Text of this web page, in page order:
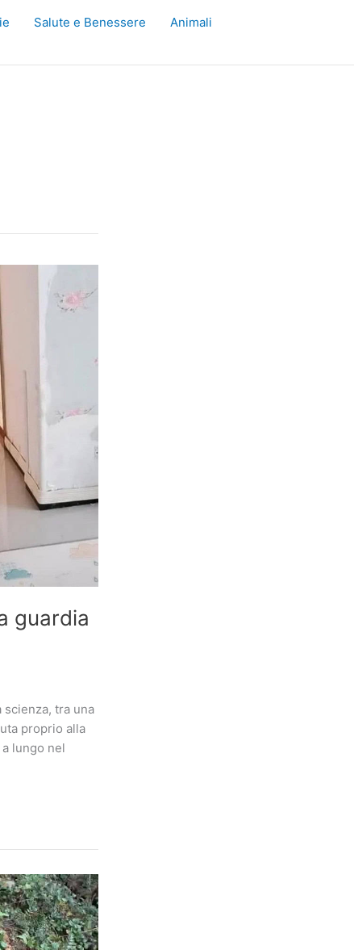
Salute e Benessere
Animali
guardia
scienza, tra una
proprio alla
lungo nel